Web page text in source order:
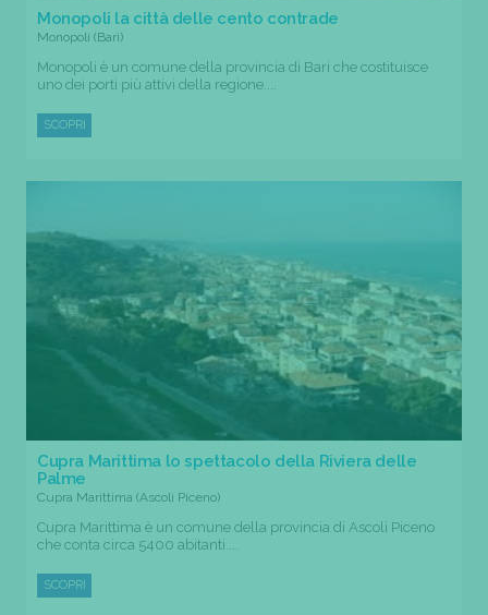
Monopoli la città delle cento contrade
Monopoli (Bari)
Monopoli è un comune della provincia di Bari che costituisce
uno dei porti più attivi della regione....
SCOPRI
Cupra Marittima lo spettacolo della Riviera delle
Palme
Cupra Marittima (Ascoli Piceno)
Cupra Marittima è un comune della provincia di Ascoli Piceno
che conta circa 5400 abitanti....
SCOPRI